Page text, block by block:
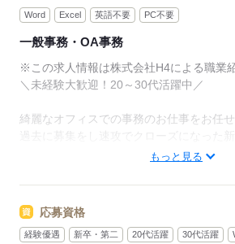
1人の担当が最後までサポート！転職
（＾＾♪
☆嬉しいポイント☆
・企業への質問は、エージェントから
聞きにくいこともしっかり解決でき
・もし不採用になってしまった場合は
ら複数の求人をご案内させていただ
Word Excel 英語不要 PC不要
一般事務・OA事務
※この求人情報は株式会社H4による職業
＼未経験大歓迎！20～30代活躍中／
綺麗なオフィスでの事務のお仕事をお任
事務での募集ですが、経験を積んだ後他
【主な業務内容】
◆専用システムへのデータ入力
◆他部署から依頼があった書類作成
もっと見る
応募資格
経験優遇 新卒・第二 20代活躍 30代活躍